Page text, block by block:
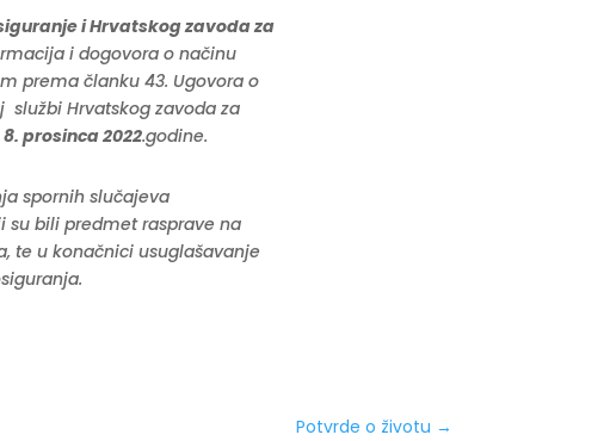
i Hrvatskog zavoda za
i dogovora o načinu
prema članku 43. Ugovora o
Hrvatskog zavoda za
prosinca 2022.godine.
spornih slučajeva
su bili predmet rasprave na
te u konačnici usuglašavanje
Potvrde o životu →